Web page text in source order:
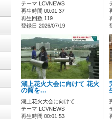
テーマ LCVNEWS
再生時間 00:01:37
再生回数 119
登録日 2026/07/19
湖上花火大会に向けて 花火
の筒を…
湖上花火大会に向けて…
テーマ LCVNEWS
再生時間 00:01:53